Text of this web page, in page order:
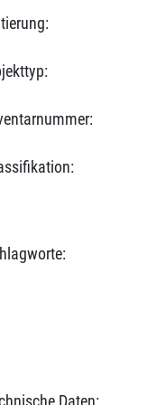
Daten: